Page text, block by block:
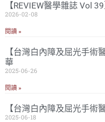
【REVIEW醫學雜誌 Vol
2026-02-08
閱讀 »
【台灣白內障及屈光手術
華
2025-06-26
閱讀 »
【台灣白內障及屈光手術
2025-06-18